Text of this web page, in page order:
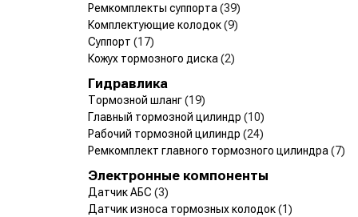
Ремкомплекты суппорта (39)
Комплектующие колодок(9)
Суппорт (17)
Кожух тормозного диска (2)
Гидравлика
Тормозной шланг(19)
Главный тормозной цилиндр (10)
Рабочий тормозной цилиндр (24)
Ремкомплект главного тормозного цилиндра (7)
Электронные компоненты
Датчик АБС (3)
Датчик износа тормозных колодок(1)